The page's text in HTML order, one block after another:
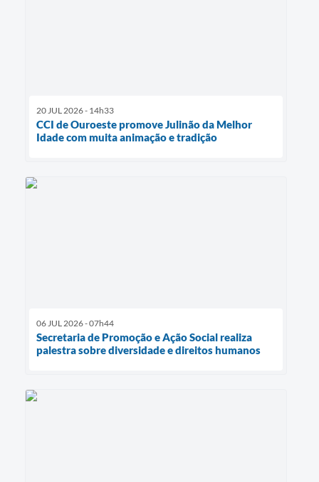
20 JUL 2026 - 14h33
CCI de Ouroeste promove Julinão da Melhor
Idade com muita animação e tradição
06 JUL 2026 - 07h44
Secretaria de Promoção e Ação Social realiza
palestra sobre diversidade e direitos humanos